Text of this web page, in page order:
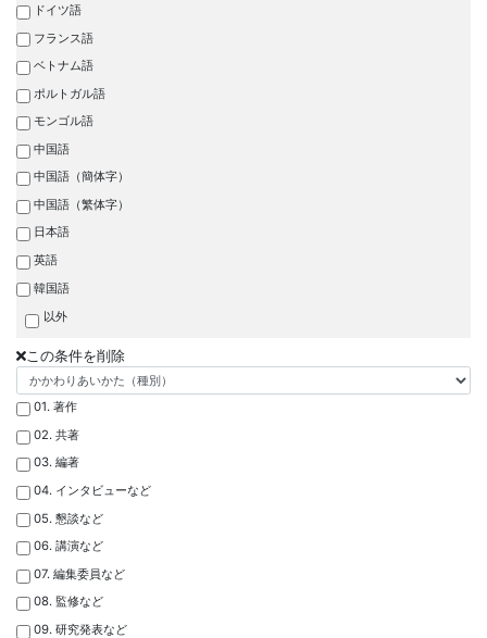
ドイツ語
フランス語
ベトナム語
ポルトガル語
モンゴル語
中国語
中国語（簡体字）
中国語（繁体字）
日本語
英語
韓国語
以外
この条件を削除
01. 著作
02. 共著
03. 編著
04. インタビューなど
05. 懇談など
06. 講演など
07. 編集委員など
08. 監修など
09. 研究発表など